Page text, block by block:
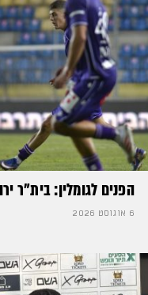
הפנים לגומלין: בית״ר
6 אוגוסט 2026